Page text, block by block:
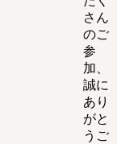
さん
のご
参
加、
誠に
あり
がと
うご